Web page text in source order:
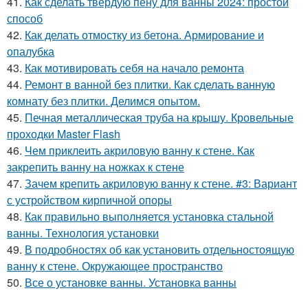
способ
42. Как делать отмостку из бетона. Армирование и
опалубка
43. Как мотивировать себя на начало ремонта
44. Ремонт в ванной без плитки. Как сделать ванную
комнату без плитки. Делимся опытом.
45. Печная металлическая труба на крышу. Кровельные
проходки Master Flash
46. Чем приклеить акриловую ванну к стене. Как
закрепить ванну на ножках к стене
47. Зачем крепить акриловую ванну к стене. #3: Вариант
с устройством кирпичной опоры
48. Как правильно выполняется установка стальной
ванны. Технология установки
49. В подробностях об как установить отдельностоящую
ванну к стене. Окружающее пространство
50. Все о установке ванны. Установка ванны